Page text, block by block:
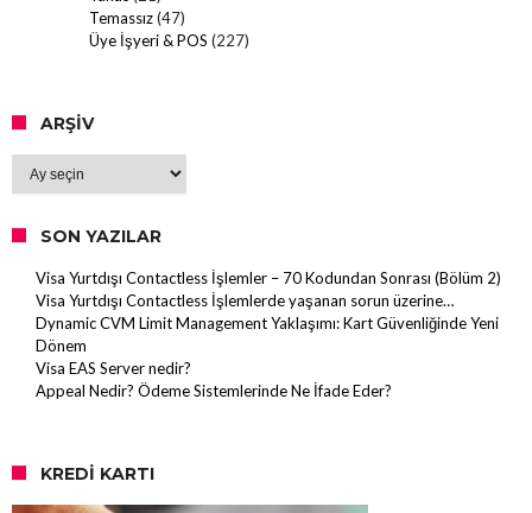
Temassız(47)
Üye İşyeri & POS (227)
ARŞIV
SON YAZILAR
Visa Yurtdışı Contactless İşlemler – 70 Kodundan Sonrası (Bölüm 2)
Visa Yurtdışı Contactless İşlemlerde yaşanan sorun üzerine…
Dynamic CVM Limit Management Yaklaşımı: Kart Güvenliğinde Yeni
Dönem
Visa EAS Server nedir?
Appeal Nedir? Ödeme Sistemlerinde Ne İfade Eder?
KREDI KARTI